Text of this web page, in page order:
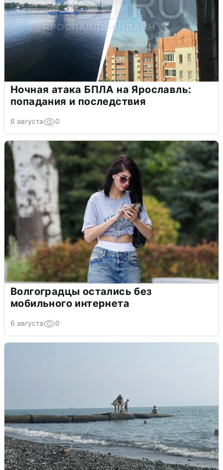
Ночная атака БПЛА на Ярославль:
попадания и последствия
6 августа 0
Волгоградцы остались без
мобильного интернета
6 августа 0